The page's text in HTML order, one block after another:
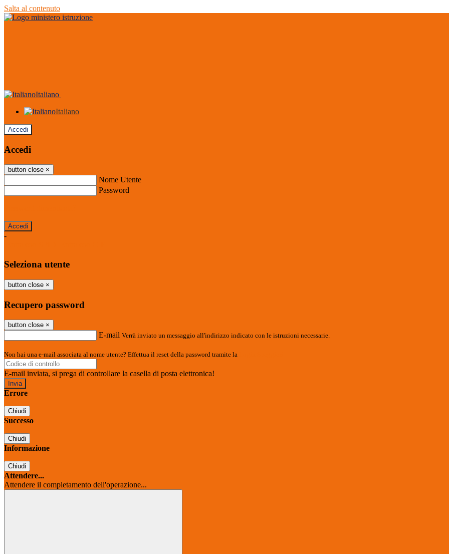
Salta al contenuto
Italiano
Italiano
Accedi
Accedi
button close ×
Nome Utente
Password
-
Seleziona utente
button close ×
Recupero password
button close ×
E-mail Verrà inviato un messaggio all'indirizzo indicato con le istruzioni necessarie.
Non hai una e-mail associata al nome utente? Effettua il reset della password tramite la
E-mail inviata, si prega di controllare la casella di posta elettronica!
Errore
Chiudi
Successo
Chiudi
Informazione
Chiudi
Attendere...
Attendere il completamento dell'operazione...